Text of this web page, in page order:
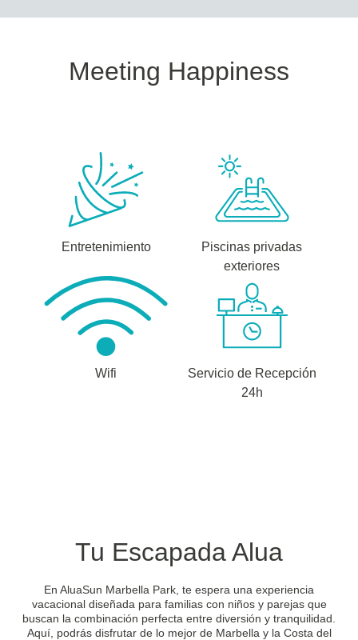
Meeting Happiness
Entretenimiento
Piscinas privadas
exteriores
Wifi
Servicio de Recepción
24h
Tu Escapada Alua
En AluaSun Marbella Park, te espera una experiencia
vacacional diseñada para familias con niños y parejas que
buscan la combinación perfecta entre diversión y tranquilidad.
Aquí, podrás disfrutar de lo mejor de Marbella y la Costa del